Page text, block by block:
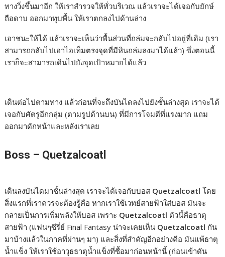
ทางวิ่งขึ้นมาอีก ให้เราสำรวจให้ทั่วบริเวณ แล้วเราจะได้เจอกับยักษ์
ถือดาบ ออกมาทุบพื้น ให้เราตกลงไปด้านล่าง
เอาชนะให้ได้ แล้วเราจะเห็นว่าพื้นส่วนที่ถล่มจะกลับไปอยู่ที่เดิม (เรา
สามารถกลับไปเอาไอเท็มตรงจุดที่มีหินถล่มลงมาได้แล้ว) ซึ่งตอนนี้
เราก็จะสามารถเดินไปยังจุดเป้าหมายได้แล้ว
เดินต่อไปตามทาง แล้วก่อนที่จะถึงบันไดลงไปยังชั้นล่างสุด เราจะได้
เจอกับศัตรูอีกกลุ่ม (ตามรูปด้านบน) ที่มีการโจมตีที่แรงมาก แถม
ออกมาดักหน้าและหลังเราเลย
Boss – Quetzalcoatl
เดินลงบันไดมาชั้นล่างสุด เราจะได้เจอกับบอส Quetzalcoatl โดย
สิ่งแรกที่เราควรจะต้องรู้คือ หากเราใช้เวทย์สายฟ้าใส่บอส มันจะ
กลายเป็นการเพิ่มพลังให้บอส เพราะ Quetzalcoatl ตัวนี้คือธาตุ
สายฟ้า (แฟนๆซีรี่ย์ Final Fantasy น่าจะเคยเห็น Quetzalcoatl กัน
มาบ้างแล้วในภาคที่ผ่านๆ มา) และสิ่งที่สำคัญอีกอย่างคือ มันแพ้ธาตุ
น้ำแข็ง ให้เราใช้อาวุธธาตุน้ำแข็งที่ซื้อมาก่อนหน้านี้ (ก่อนเข้าดัน